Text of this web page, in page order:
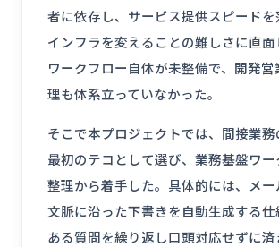
者に依存し、サービス提供スピードを
インフラを変えることの難しさに直面
ワークフロー自体が未整備で、開発営
理も体系立っていなかった。
そこで本プロジェクトでは、間接業務
最初のテコとして選び、業務基盤ワー
整理から着手した。具体的には、メー
文脈に沿った下書きを自動生成する仕
ある質問を繰り返し口頭対応せずに